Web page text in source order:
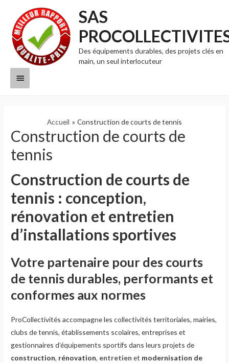
SAS
Des équipements durables, des projets clés en
main, un seul interlocuteur
Menu
Accueil Construction de courts de tennis
Construction de courts de
tennis
Construction de courts de
tennis : conception,
rénovation etentretien
d’installations sportives
Votre partenaire pour des courts
de tennis durables, performants et
conformes aux normes
ProCollectivités accompagne les collectivités territoriales, mairies,
clubs de tennis, établissements scolaires, entreprises et
gestionnaires d’équipements sportifs dans leurs projets de
construction, rénovation, entretien et modernisation de